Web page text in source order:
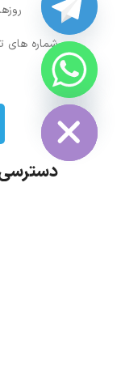
شماره های
HIDE
CHATY